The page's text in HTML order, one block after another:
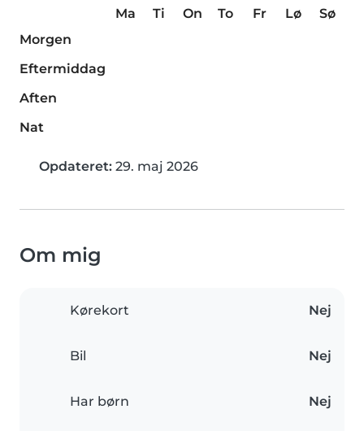
Ma Ti On To Fr Lø
Sø
Morgen
Eftermiddag
Aften
Nat
Opdateret: 29. maj 2026
Om mig
Kørekort Nej
Bil Nej
Har børn Nej